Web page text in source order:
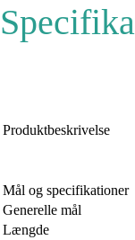
Produktbeskrivelse
Mål og specifikationer
Generelle mål
Længde